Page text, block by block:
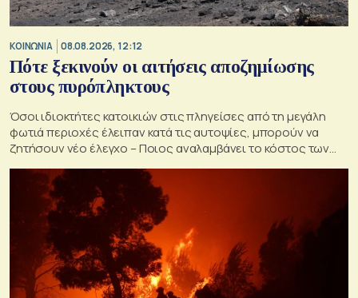
ΚΟΙΝΩΝΙΑ 08.08.2026, 12:12
Πότε ξεκινούν οι αιτήσεις αποζημίωσης
στους πυρόπληκτους
Όσοι ιδιοκτήτες κατοικιών στις πληγείσες από τη μεγάλη
φωτιά περιοχές έλειπαν κατά τις αυτοψίες, μπορούν να
ζητήσουν νέο έλεγχο – Ποιος αναλαμβάνει το κόστος των
ανακατασκευών και κατεδαφίσεων